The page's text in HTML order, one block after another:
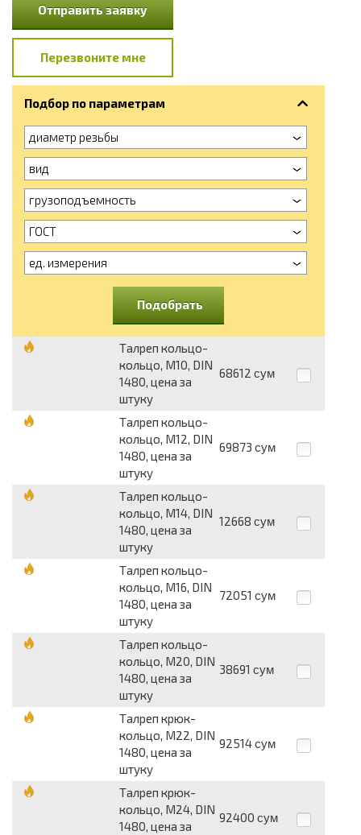
Отправить заявку
Перезвоните мне
Подбор по параметрам
диаметр резьбы
вид
грузоподъемность
ГОСТ
ед. измерения
Подобрать
Талреп кольцо-
кольцо, М10, DIN
1480, цена за
штуку
68612 сум
Талреп кольцо-
кольцо, М12, DIN
1480, цена за
штуку
69873 сум
Талреп кольцо-
кольцо, М14, DIN
1480, цена за
штуку
12668 сум
Талреп кольцо-
кольцо, М16, DIN
1480, цена за
штуку
72051 сум
Талреп кольцо-
кольцо, М20, DIN
1480, цена за
штуку
38691 сум
Талреп крюк-
кольцо, М22, DIN
1480, цена за
штуку
92514 сум
Талреп крюк-
кольцо, М24, DIN
1480, цена за
92400 сум